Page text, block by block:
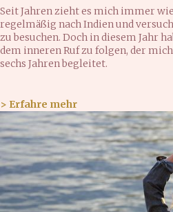
Seit Jahren zieht es mich immer
regelmäßig nach Indien und
zu besuchen. Doch in diesem Jahr
dem inneren Ruf zu folgen, der
sechs Jahren begleitet.
> Erfahre mehr